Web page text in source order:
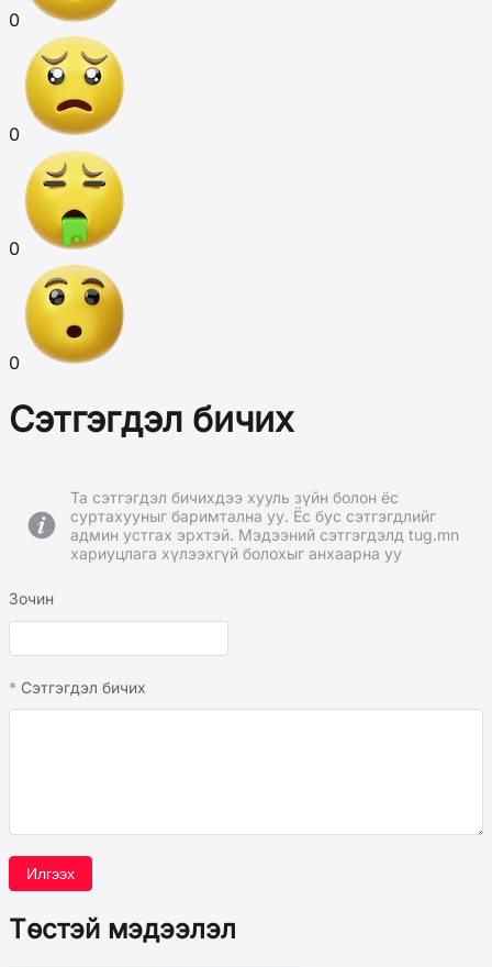
0
0
0
0
Сэтгэгдэл бичих
Та сэтгэгдэл бичихдээ хууль зүйн болон ёс
суртахууныг баримтална уу. Ёс бус сэтгэгдлийг
админ устгах эрхтэй. Мэдээний сэтгэгдэлд tug.mn
хариуцлага хүлээхгүй болохыг анхаарна уу
Зочин
Сэтгэгдэл бичих
Илгээх
Төстэй мэдээлэл